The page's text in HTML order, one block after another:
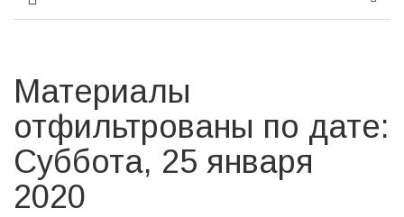
Материалы
отфильтрованы по дате:
Суббота, 25 января
2020